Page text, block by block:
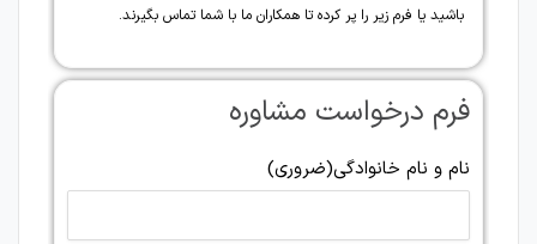
باشید یا فرم زیر را پر کرده تا همکاران ما با شما تماس بگیرند.
فرم درخواست مشاوره
نام و نام خانوادگی(ضروری)